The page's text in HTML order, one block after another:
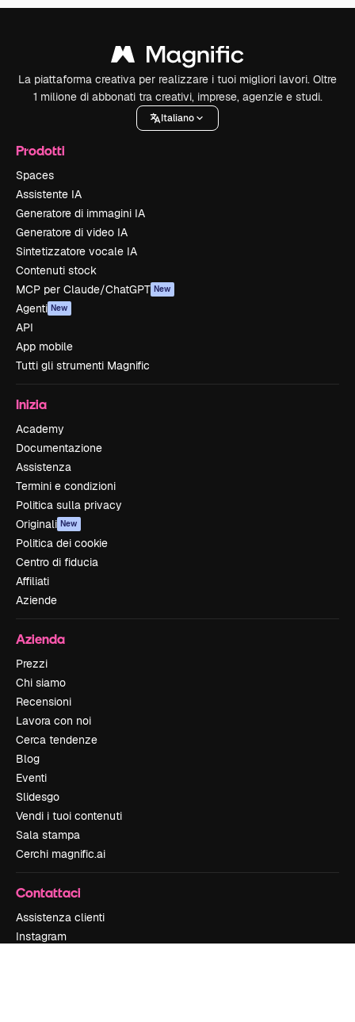
La piattaforma creativa per realizzare i tuoi migliori lavori. Oltre
1 milione di abbonati tra creativi, imprese, agenzie e studi.
Italiano
Prodotti
Spaces
Assistente IA
Generatore di immagini IA
Generatore di video IA
Sintetizzatore vocale IA
Contenuti stock
MCP per Claude/ChatGPT New
Agenti New
API
App mobile
Tutti gli strumenti Magnific
Inizia
Academy
Documentazione
Assistenza
Termini e condizioni
Politica sulla privacy
Originali New
Politica dei cookie
Centro di fiducia
Affiliati
Aziende
Azienda
Prezzi
Chi siamo
Recensioni
Lavora con noi
Cerca tendenze
Blog
Eventi
Slidesgo
Vendi i tuoi contenuti
Sala stampa
Cerchi magnific.ai
Contattaci
Assistenza clienti
Instagram